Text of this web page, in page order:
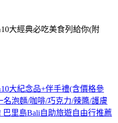
大紀念品+伴手禮(含價格參
泡麵/咖啡/巧克力/辣醬/護膚
里島Bali自助旅遊自由行推薦